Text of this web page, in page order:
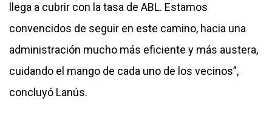
llega a cubrir con la tasa de ABL. Estamos
convencidos de seguir en este camino, hacia una
administración mucho más eficiente y más austera,
cuidando el mango de cada uno de los vecinos”,
concluyó Lanús.